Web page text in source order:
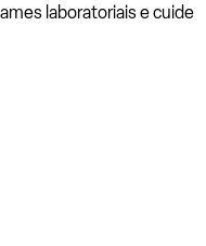
laboratoriais e cuide